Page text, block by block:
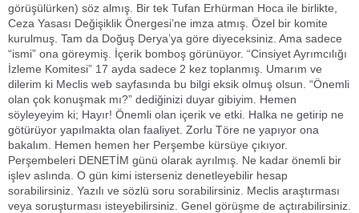
görüşülürken) söz almış. Bir tek Tufan Erhürman Hoca ile birlikte,
Ceza Yasası Değişiklik Önergesi’ne imza atmış. Özel bir komite
kurulmuş. Tam da Doğuş Derya’ya göre diyeceksiniz. Ama sadece
“ismi” ona göreymiş. İçerik bomboş görünüyor. “Cinsiyet Ayrımcılığı
İzleme Komitesi” 17 ayda sadece 2 kez toplanmış. Umarım ve
dilerim ki Meclis web sayfasında bu bilgi eksik olmuş olsun. “Önemli
olan çok konuşmak mı?” dediğinizi duyar gibiyim. Hemen
söyleyeyim ki; Hayır! Önemli olan içerik ve etki. Halka ne getirip ne
götürüyor yapılmakta olan faaliyet. Zorlu Töre ne yapıyor ona
bakalım. Hemen hemen her Perşembe kürsüye çıkıyor.
Perşembeleri DENETİM günü olarak ayrılmış. Ne kadar önemli bir
işlev aslında. O gün kimi isterseniz denetleyebilir hesap
sorabilirsiniz. Yazılı ve sözlü soru sorabilirsiniz. Meclis araştırması
veya soruşturması isteyebilirsiniz. Genel görüşme de açtırabilirsiniz.